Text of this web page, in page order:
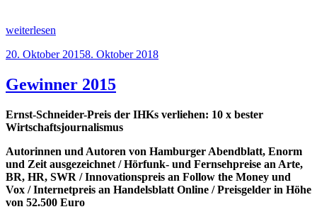
„Gewinner
weiterlesen
Veröffentlicht
20. Oktober 20158. Oktober 2018
Gewinner 2015
Ernst-Schneider-Preis der IHKs verliehen: 10 x bester
Wirtschaftsjournalismus
Autorinnen und Autoren von Hamburger Abendblatt, Enorm
und Zeit ausgezeichnet / Hör­funk- und Fernsehpreise an Arte,
BR, HR, SWR / Innovationspreis an Follow the Money und
Vox / Internetpreis an Handelsblatt Online / Preisgelder in Höhe
von 52.500 Euro